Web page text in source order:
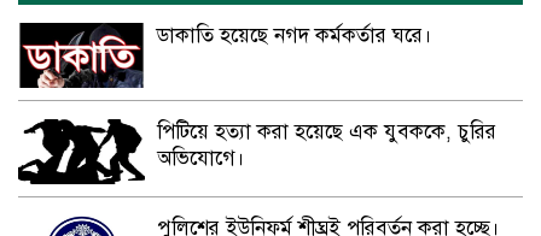
ডাকাতি হয়েছে নগদ কর্মকর্তার ঘরে।
পিটিয়ে হত্যা করা হয়েছে এক যুবককে, চুরির
অভিযোগে।
পুলিশের ইউনিফর্ম শীঘ্রই পরিবর্তন করা হচ্ছে।